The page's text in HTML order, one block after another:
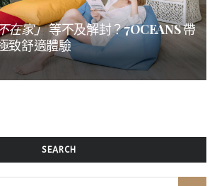
在家」等不及解封？7OCEANS帶
致舒適體驗
SEARCH